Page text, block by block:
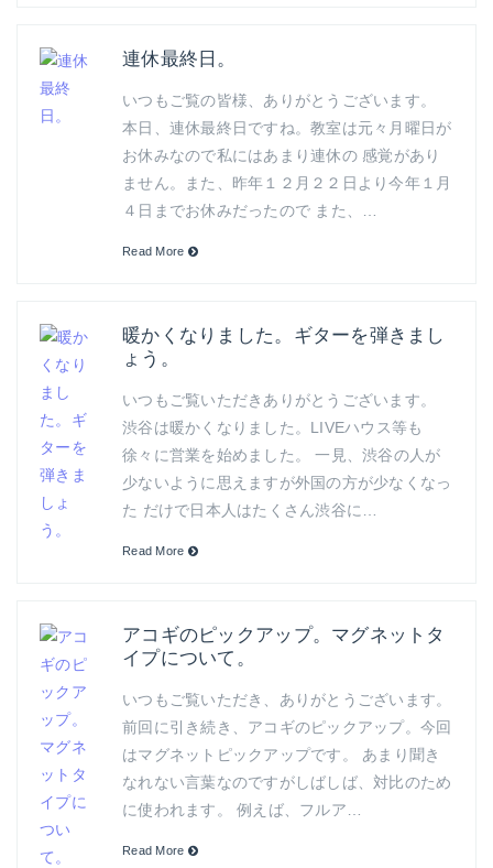
連休最終日。
いつもご覧の皆様、ありがとうございます。
本日、連休最終日ですね。教室は元々月曜日が
お休みなので私にはあまり連休の 感覚があり
ません。また、昨年１２月２２日より今年１月
４日までお休みだったので また、…
Read More
暖かくなりました。ギターを弾きまし
ょう。
いつもご覧いただきありがとうございます。
渋谷は暖かくなりました。LIVEハウス等も
徐々に営業を始めました。 一見、渋谷の人が
少ないように思えますが外国の方が少なくなっ
た だけで日本人はたくさん渋谷に…
Read More
アコギのピックアップ。マグネットタ
イプについて。
いつもご覧いただき、ありがとうございます。
前回に引き続き、アコギのピックアップ。今回
はマグネットピックアップです。 あまり聞き
なれない言葉なのですがしばしば、対比のため
に使われます。 例えば、フルア…
Read More